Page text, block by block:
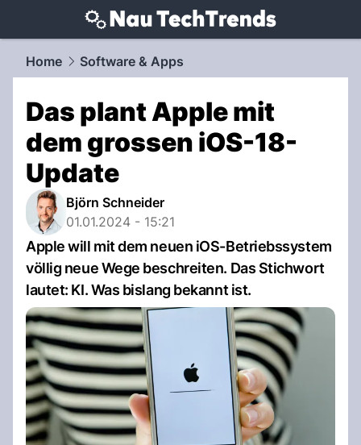
techtrends.NAU.ch
Home Software & Apps
Das plant Apple mit
dem grossen iOS-18-
Update
Björn Schneider
01.01.2024 - 15:21
Apple will mit dem neuen iOS-Betriebssystem
völlig neue Wege beschreiten. Das Stichwort
lautet: KI. Was bislang bekannt ist.